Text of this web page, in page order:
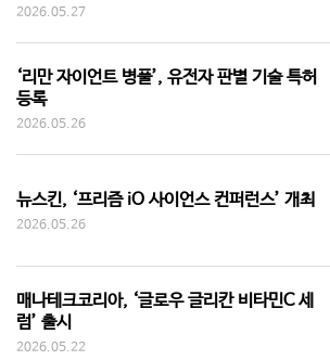
2026.05.27
‘리만 자이언트 병풀’, 유전자 판별 기술 특허
등록
2026.05.26
뉴스킨, ‘프리즘 iO 사이언스 컨퍼런스’ 개최
2026.05.26
매나테크코리아, ‘글로우 글리칸 비타민C 세
럼’ 출시
2026.05.22